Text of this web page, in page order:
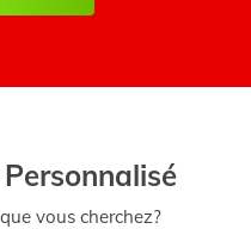
vous cherchez?